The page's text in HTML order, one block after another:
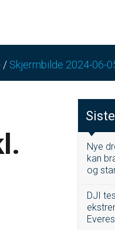
/ Skjermbilde 2024-06-
Nye
kan
og
DJI